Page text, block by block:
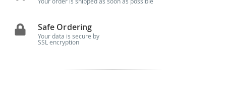
Safe Ordering
Your data is secure by
SSL encryption